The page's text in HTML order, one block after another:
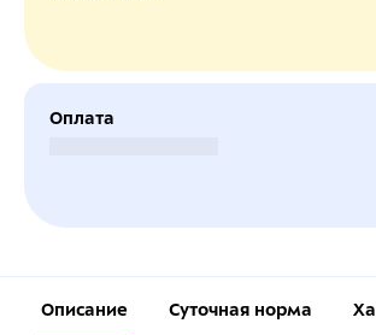
Оплата
Описание Суточная норма